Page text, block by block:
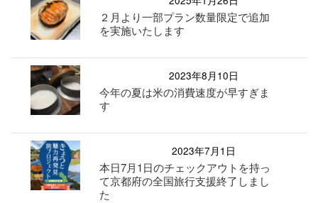
２月より一部プラン数量限定で追加
を実施いたします
2023年8月10日
今年の夏は米の消費速度が早すぎま
す
2023年7月1日
本日7月1日のチェックアウトを持っ
て京都府の全国旅行支援終了しまし
た